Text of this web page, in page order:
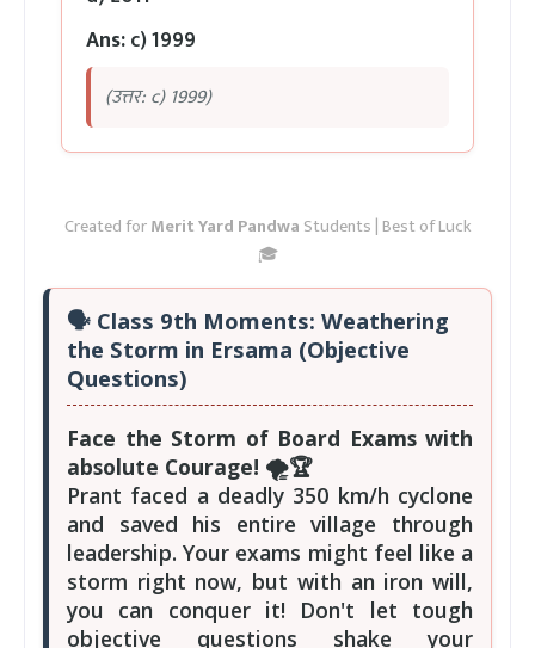
Ans:c) 1999
(उत्तर: c) 1999)
Created forMerit Yard Pandwa Students | Best of Luck
🎓
🗣️ Class 9th Moments: Weathering
the Storm in Ersama (Objective
Questions)
Face the Storm of Board Exams with
absolute Courage! 🌪️🏆
Prant faced a deadly 350 km/h cyclone
and saved his entire village through
leadership. Your exams might feel like a
storm right now, but with an iron will,
you can conquer it! Don't let tough
objective questions shake your